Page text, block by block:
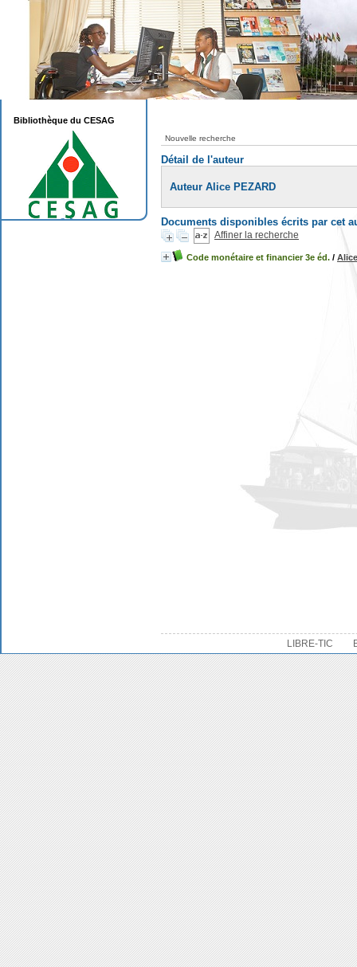
Nouvelle recherche
Détail de l'auteur
Auteur Alice PEZARD
Documents disponibles écrits par cet
Affiner la recherche
Code monétaire et financier 3e éd. /
LIBRE-TIC
Bibliothèque du CESAG